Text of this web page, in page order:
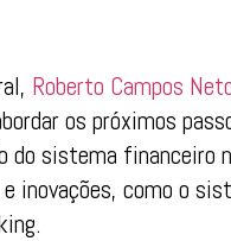
Roberto Campos
os próximos
do sistema financeiro
inovações, como o